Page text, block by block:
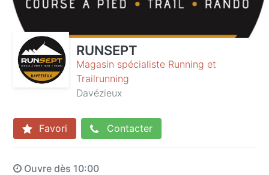
RUNSEPT
Magasin spécialiste Running et
Trailrunning
Davézieux
Favori Contacter
Ouvre dès 10:00